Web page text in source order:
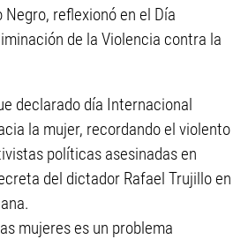
Negro, reflexionó en el Día
de la Violencia contra la
declarado día Internacional
la mujer, recordando el violento
políticas asesinadas en
del dictador Rafael Trujillo en
mujeres es un problema